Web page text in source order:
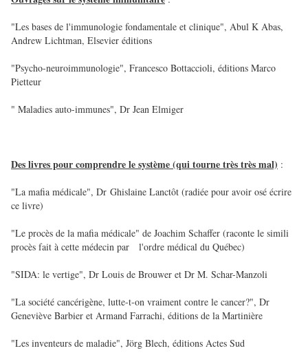
"Les bases de l'immunologie fondamentale et clinique", Abul K Abas,
Andrew Lichtman, Elsevier éditions
"Psycho-neuroimmunologie", Francesco Bottaccioli, éditions Marco
Pietteur
" Maladies auto-immunes", Dr Jean Elmiger
Des livres pour comprendre le système (qui tourne très très mal) :
"La mafia médicale", Dr Ghislaine Lanctôt (radiée pour avoir osé écrire
ce livre)
"Le procès de la mafia médicale" de Joachim Schaffer (raconte le simili
procès fait à cette médecin par l'ordre médical du Québec)
"SIDA: le vertige", Dr Louis de Brouwer et Dr M. Schar-Manzoli
"La société cancérigène, lutte-t-on vraiment contre le cancer?", Dr
Geneviève Barbier et Armand Farrachi, éditions de la Martinière
"Les inventeurs de maladie", Jörg Blech, éditions Actes Sud